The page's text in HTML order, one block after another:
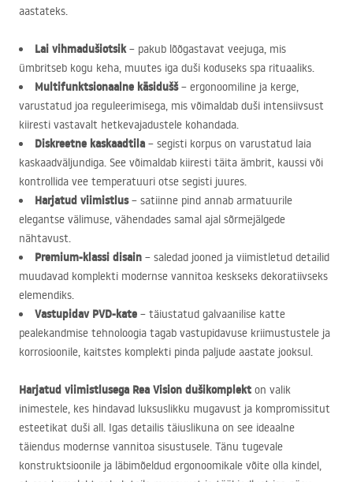
aastateks.
Lai vihmadušiotsik– pakub lõõgastavat veejuga, mis
ümbritseb kogu keha, muutes iga duši koduseks spa rituaaliks.
Multifunktsionaalne käsidušš– ergonoomiline ja kerge,
varustatud joa reguleerimisega, mis võimaldab duši intensiivsust
kiiresti vastavalt hetkevajadustele kohandada.
Diskreetne kaskaadtila – segisti korpus on varustatud laia
kaskaadväljundiga. See võimaldab kiiresti täita ämbrit, kaussi või
kontrollida vee temperatuuri otse segisti juures.
Harjatud viimistlus– satiinne pind annab armatuurile
elegantse välimuse, vähendades samal ajal sõrmejälgede
nähtavust.
Premium-klassi disain – saledad jooned ja viimistletud detailid
muudavad komplekti modernse vannitoa keskseks dekoratiivseks
elemendiks.
Vastupidav PVD-kate – täiustatud galvaanilise katte
pealekandmise tehnoloogia tagab vastupidavuse kriimustustele ja
korrosioonile, kaitstes komplekti pinda paljude aastate jooksul.
Harjatud viimistlusega Rea Vision dušikomplekt on valik
inimestele, kes hindavad luksuslikku mugavust ja kompromissitut
esteetikat duši all. Igas detailis täiuslikuna on see ideaalne
täiendus modernse vannitoa sisustusele. Tänu tugevale
konstruktsioonile ja läbimõeldud ergonoomikale võite olla kindel,